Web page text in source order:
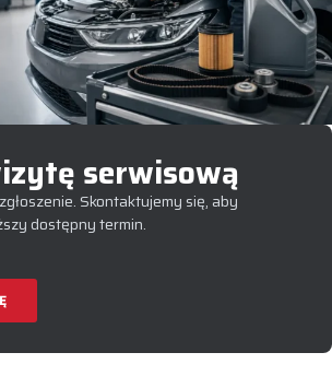
serwisową
Skontaktujemy się, aby
dostępny termin.